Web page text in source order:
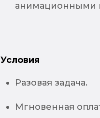
анимационными
Условия
Разовая задача.
Мгновенная